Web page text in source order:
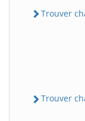
Trouver
Trouver